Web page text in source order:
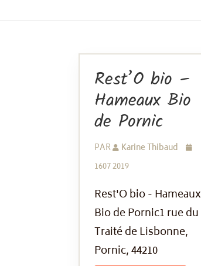
Rest’O bio –
Hameaux Bio
de Pornic
PAR
Karine Thibaud
1607 2019
Rest'O bio - Hameaux
Bio de Pornic1 rue du
Traité de Lisbonne,
Pornic, 44210